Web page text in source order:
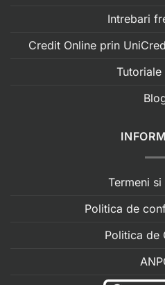
Intrebari
Credit Online prin
Tutoriale
Termeni
Politica de
Politica de